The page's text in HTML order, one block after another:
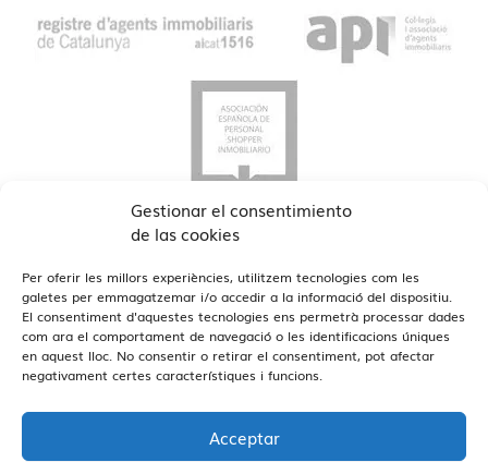
Gestionar el consentimiento
de las cookies
Per oferir les millors experiències, utilitzem tecnologies com les
galetes per emmagatzemar i/o accedir a la informació del dispositiu.
El consentiment d'aquestes tecnologies ens permetrà processar dades
com ara el comportament de navegació o les identificacions úniques
en aquest lloc. No consentir o retirar el consentiment, pot afectar
negativament certes característiques i funcions.
Acceptar
Estamos en Barcelona y Reus Veure Oficines